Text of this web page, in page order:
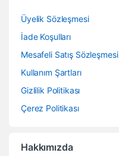
Üyelik Sözleşmesi
İade Koşulları
Mesafeli Satış Sözleşmesi
Kullanım Şartları
Gizlilik Politikası
Çerez Politikası
Hakkımızda